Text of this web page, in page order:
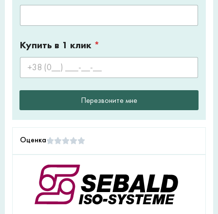
Купить в 1 клик *
Перезвоните мне
Оценка